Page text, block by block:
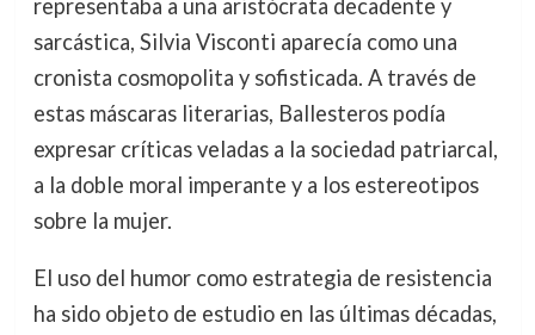
representaba a una aristócrata decadente y
sarcástica, Silvia Visconti aparecía como una
cronista cosmopolita y sofisticada. A través de
estas máscaras literarias, Ballesteros podía
expresar críticas veladas a la sociedad patriarcal,
a la doble moral imperante y a los estereotipos
sobre la mujer.
El uso del humor como estrategia de resistencia
ha sido objeto de estudio en las últimas décadas,